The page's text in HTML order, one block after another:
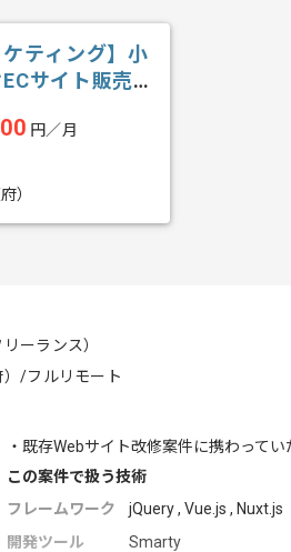
ケティング】小
サイト販売
円／月
）
ーランス）
）/フルリモート
・既存Webサイト改修案件に携わって
この案件で扱う技術
フレームワーク
jQuery , Vue.js , Nuxt.js
開発ツール
Smarty